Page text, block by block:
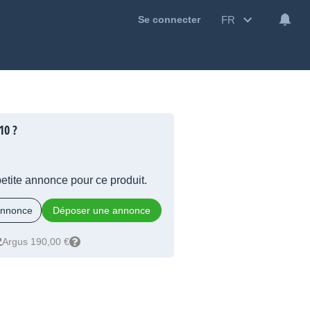
Se connecter FR
?
annonce pour ce produit.
Déposer une annonce
Argus 190,00 €